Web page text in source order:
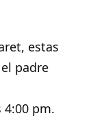
estas
padre
pm.